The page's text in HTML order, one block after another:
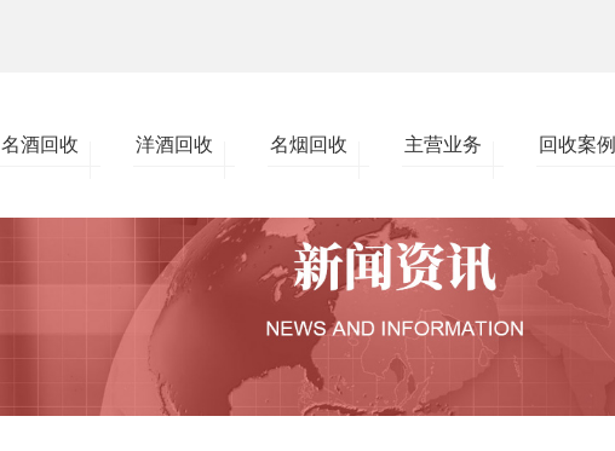
名酒回收 洋酒回收 名烟回收 主营业务 回收案例